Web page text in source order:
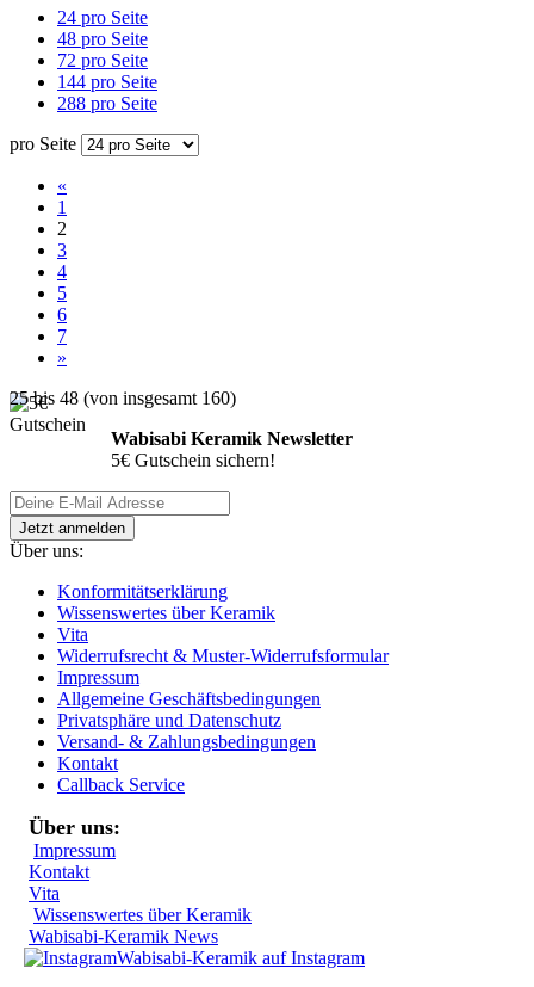
24 pro Seite
48 pro Seite
72 pro Seite
144 pro Seite
288 pro Seite
pro Seite
«
1
2
3
4
5
6
7
»
25bis 48 (von insgesamt 160)
Wabisabi Keramik Newsletter
5€ Gutschein sichern!
Über uns:
Konformitätserklärung
Wissenswertes über Keramik
Vita
Widerrufsrecht & Muster-Widerrufsformular
Impressum
Allgemeine Geschäftsbedingungen
Privatsphäre und Datenschutz
Versand- & Zahlungsbedingungen
Kontakt
Callback Service
Über uns:
Impressum
Kontakt
Vita
Wissenswertes über Keramik
Wabisabi-Keramik News
Wabisabi-Keramik auf Instagram